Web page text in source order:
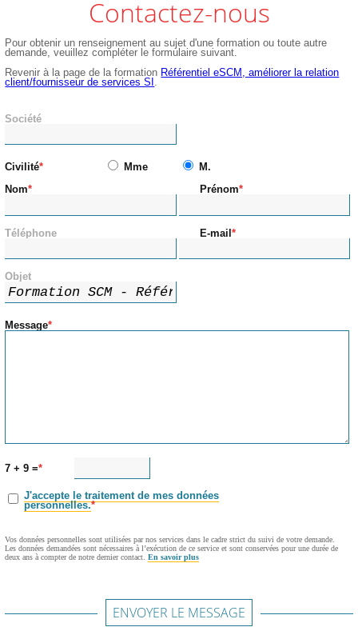
Contactez-nous
Pour obtenir un renseignement au sujet d'une formation ou toute autre
demande, veuillez compléter le formulaire suivant.
Revenir à la page de la formation Référentiel eSCM, améliorer la relation
client/fournisseur de services SI
Société
Civilité Mme
M.
Nom
Prénom
Téléphone E-mail
Objet
Message
7 + 9 =
J'accepte le traitement de mes données
personnelles.
Vos données personnelles sont utilisées par nos services dans le cadre strict du suivi de votre demande.
Les données demandées sont nécessaires à l’exécution de ce service et sont conservées pour une durée de
deux ans à compter de notre dernier contact.En savoir plus
ENVOYER LE MESSAGE